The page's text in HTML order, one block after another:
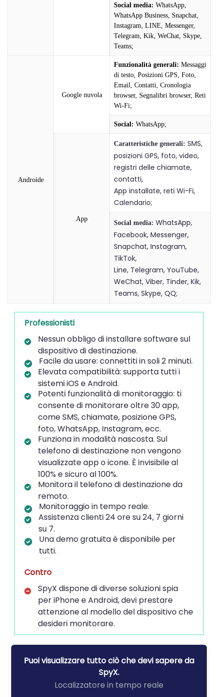
Social media: WhatsApp,
WhatsApp Business, Snapchat,
Instagram, LINE, Messenger,
Telegram, Kik, WeChat, Skype,
Teams;
Androide
Google nuvola
Funzionalità generali: Messaggi
di testo, Posizioni GPS, Foto,
Email, Contatti, Cronologia
browser, Segnalibri browser, Reti
Wi-Fi;
Social: WhatsApp;
App
Caratteristiche generali: SMS,
posizioni GPS, foto, video,
registri delle chiamate,
contatti,
App installate, reti Wi-Fi,
Calendario;
Social media: WhatsApp,
Facebook, Messenger,
Snapchat, Instagram,
TikTok,
Line, Telegram, YouTube,
WeChat, Viber, Tinder, Kik,
Teams, Skype, QQ;
Professionisti
Nessun obbligo di installare software sul
dispositivo di destinazione.
Facile da usare: connettiti in soli 2 minuti.
Elevata compatibilità: supporta tutti i
sistemi iOS e Android.
Potenti funzionalità di monitoraggio: ti
consente di monitorare oltre 30 app,
come SMS, chiamate, posizione GPS,
foto, WhatsApp, Instagram, ecc.
Funziona in modalità nascosta.Sul
telefono di destinazione non vengono
visualizzate app o icone. È invisibile al
100% e sicuro al 100%.
Monitora il telefono di destinazione da
remoto.
Monitoraggio in tempo reale.
Assistenza clienti 24 ore su 24, 7 giorni
su 7.
Una demo gratuita è disponibile per
tutti.
Contro
SpyX dispone di diverse soluzioni spia
per iPhone e Android, devi prestare
attenzione al modello del dispositivo che
desideri monitorare.
Puoi visualizzare tutto ciò che devi sapere da
SpyX.
Localizzatore in tempo reale